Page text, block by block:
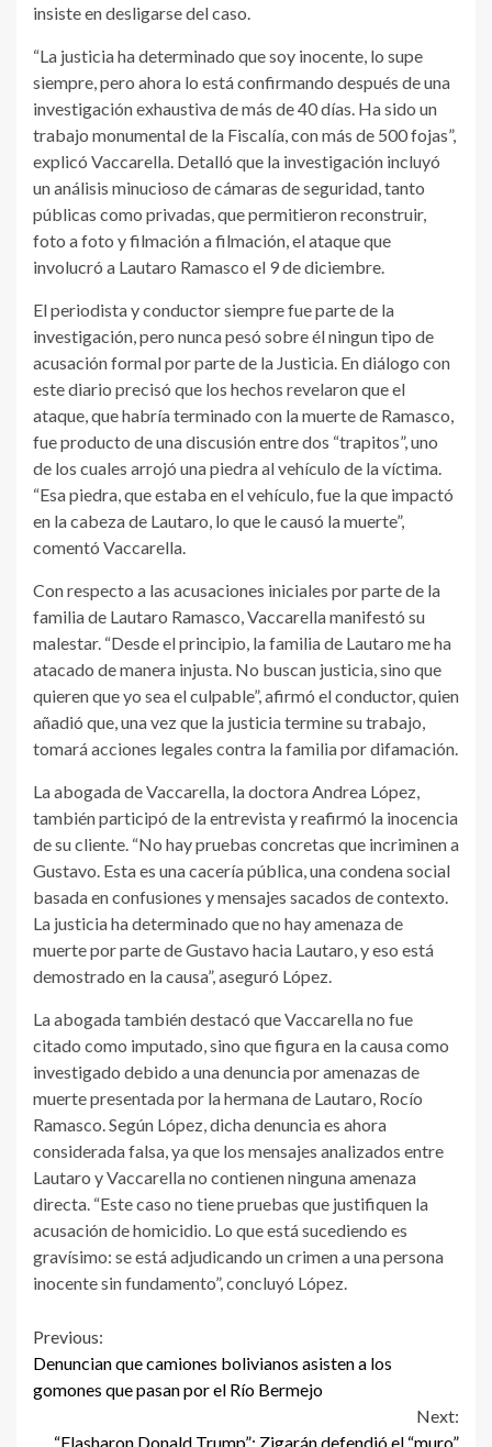
insiste en desligarse del caso.
“La justicia ha determinado que soy inocente, lo supe
siempre, pero ahora lo está confirmando después de una
investigación exhaustiva de más de 40 días. Ha sido un
trabajo monumental de la Fiscalía, con más de 500 fojas”,
explicó Vaccarella. Detalló que la investigación incluyó
un análisis minucioso de cámaras de seguridad, tanto
públicas como privadas, que permitieron reconstruir,
foto a foto y filmación a filmación, el ataque que
involucró a Lautaro Ramasco el 9 de diciembre.
El periodista y conductor siempre fue parte de la
investigación, pero nunca pesó sobre él ningun tipo de
acusación formal por parte de la Justicia. En diálogo con
este diario precisó que los hechos revelaron que el
ataque, que habría terminado con la muerte de Ramasco,
fue producto de una discusión entre dos “trapitos”, uno
de los cuales arrojó una piedra al vehículo de la víctima.
“Esa piedra, que estaba en el vehículo, fue la que impactó
en la cabeza de Lautaro, lo que le causó la muerte”,
comentó Vaccarella.
Con respecto a las acusaciones iniciales por parte de la
familia de Lautaro Ramasco, Vaccarella manifestó su
malestar. “Desde el principio, la familia de Lautaro me ha
atacado de manera injusta. No buscan justicia, sino que
quieren que yo sea el culpable”, afirmó el conductor, quien
añadió que, una vez que la justicia termine su trabajo,
tomará acciones legales contra la familia por difamación.
La abogada de Vaccarella, la doctora Andrea López,
también participó de la entrevista y reafirmó la inocencia
de su cliente. “No hay pruebas concretas que incriminen a
Gustavo. Esta es una cacería pública, una condena social
basada en confusiones y mensajes sacados de contexto.
La justicia ha determinado que no hay amenaza de
muerte por parte de Gustavo hacia Lautaro, y eso está
demostrado en la causa”, aseguró López.
La abogada también destacó que Vaccarella no fue
citado como imputado, sino que figura en la causa como
investigado debido a una denuncia por amenazas de
muerte presentada por la hermana de Lautaro, Rocío
Ramasco. Según López, dicha denuncia es ahora
considerada falsa, ya que los mensajes analizados entre
Lautaro y Vaccarella no contienen ninguna amenaza
directa. “Este caso no tiene pruebas que justifiquen la
acusación de homicidio. Lo que está sucediendo es
gravísimo: se está adjudicando un crimen a una persona
inocente sin fundamento”, concluyó López.
Continue
Reading
Previous:
Denuncian que camiones bolivianos asisten a los
gomones que pasan por el Río Bermejo
Next:
“Flasharon Donald Trump”: Zigarán defendió el “muro”